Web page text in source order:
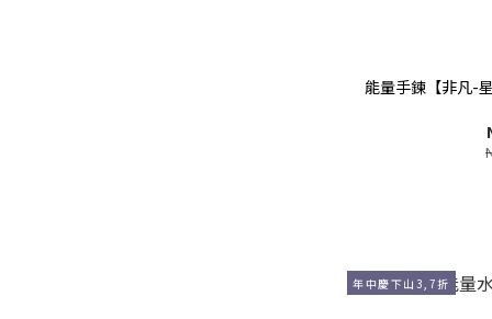
能量手鍊【非凡-
年中慶下山3,7折